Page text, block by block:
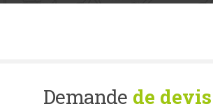
Demande de devis